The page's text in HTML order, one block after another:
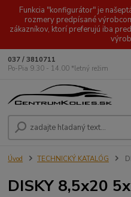
Funkcia "konfigurátor" je
rozmery predpísané
zákazníkov, ktorí preferujú iba
037 / 3810711
Po-Pia 9.30 - 14.00 *letný režim
Úvod TECHNICKÝ KATALÓG
DISKY 8,5x20